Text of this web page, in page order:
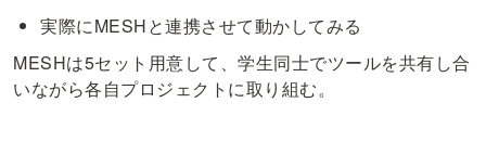
実際にMESHと連携させて動かしてみる
MESHは5セット用意して、学生同士でツールを共有し合
いながら各自プロジェクトに取り組む。